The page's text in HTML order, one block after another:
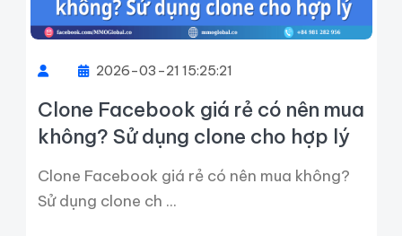
2026-03-21 15:25:21
Clone Facebook giá rẻ có nên mua
không? Sử dụng clone cho hợp lý
Clone Facebook giá rẻ có nên mua không?
Sử dụng clone ch ...